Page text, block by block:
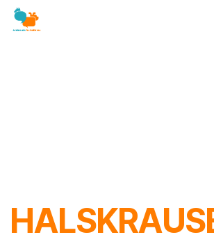
Zum Inhalt springen